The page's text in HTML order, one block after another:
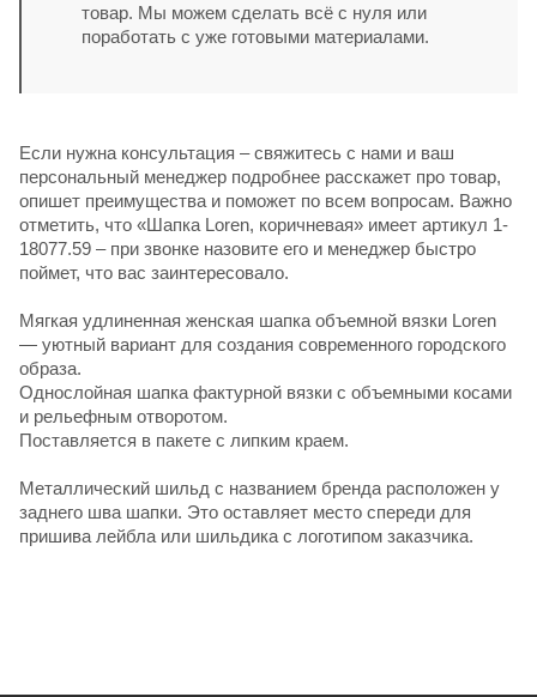
товар. Мы можем сделать всё с нуля или
поработать с уже готовыми материалами.
Если нужна консультация – свяжитесь с нами и ваш
персональный менеджер подробнее расскажет про товар,
опишет преимущества и поможет по всем вопросам. Важно
отметить, что «Шапка Loren, коричневая» имеет артикул 1-
18077.59 – при звонке назовите его и менеджер быстро
поймет, что вас заинтересовало.
Мягкая удлиненная женская шапка объемной вязки Loren
— уютный вариант для создания современного городского
образа.
Однослойная шапка фактурной вязки с объемными косами
и рельефным отворотом.
Поставляется в пакете с липким краем.
Металлический шильд с названием бренда расположен у
заднего шва шапки. Это оставляет место спереди для
пришива лейбла или шильдика с логотипом заказчика.